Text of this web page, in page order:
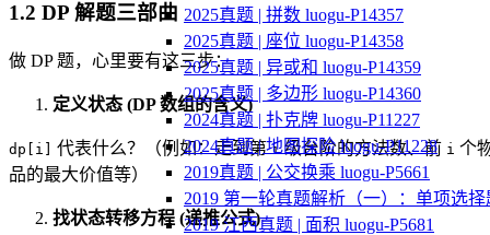
2025真题 | 拼数 luogu-P14357
2025真题 | 座位 luogu-P14358
2025真题 | 异或和 luogu-P14359
2025真题 | 多边形 luogu-P14360
2024真题 | 扑克牌 luogu-P11227
2024真题 | 地图探险 luogu-P11228
2019真题 | 公交换乘 luogu-P5661
2019 第一轮真题解析（一）：单项选择
2019 江西真题 | 面积 luogu-P5681
1.2 DP 解题三部曲
做 DP 题，心里要有这三步：
定义状态 (DP 数组的含义)
dp[i] 代表什么？（例如：走到第i级台阶的方法数、前 i 个
品的最大价值等）
找状态转移方程 (递推公式)